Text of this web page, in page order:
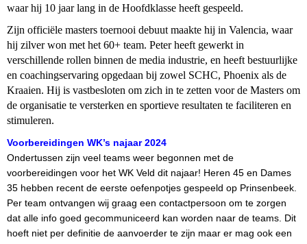
waar hij 10 jaar lang in de Hoofdklasse heeft gespeeld.
Zijn officiële masters toernooi debuut maakte hij in Valencia, waar
hij zilver won met het 60+ team. Peter heeft gewerkt in
verschillende rollen binnen de media industrie, en heeft bestuurlijke
en coachingservaring opgedaan bij zowel SCHC, Phoenix als de
Kraaien. Hij is vastbesloten om zich in te zetten voor de Masters om
de organisatie te versterken en sportieve resultaten te faciliteren en
stimuleren.
Voorbereidingen WK’s najaar 2024
Ondertussen zijn veel teams weer begonnen met de
voorbereidingen voor het WK Veld dit najaar! Heren 45 en Dames
35 hebben recent de eerste oefenpotjes gespeeld op Prinsenbeek.
Per team ontvangen wij graag een contactpersoon om te zorgen
dat alle info goed gecommuniceerd kan worden naar de teams. Dit
hoeft niet per definitie de aanvoerder te zijn maar er mag ook een